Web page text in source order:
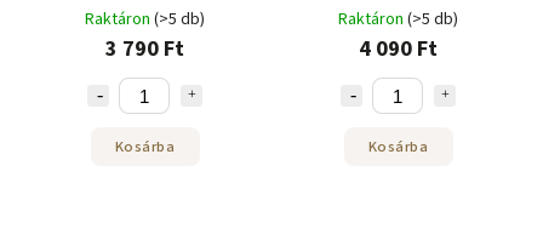
Raktáron (>5 db)
3 790 Ft
Kosárba
Raktáron (>5 db)
4 090 Ft
Kosárba